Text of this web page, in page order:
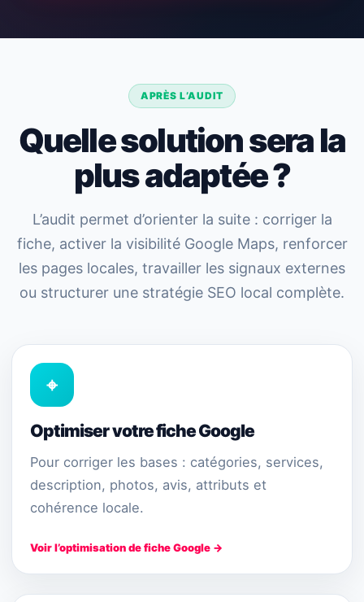
APRÈS L’AUDIT
Quelle solution sera la
plus adaptée ?
L’audit permet d’orienter la suite : corriger la
fiche, activer la visibilité Google Maps, renforcer
les pages locales, travailler les signaux externes
ou structurer une stratégie SEO local complète.
⌖
Optimiser votre fiche Google
Pour corriger les bases : catégories, services,
description, photos, avis, attributs et
cohérence locale.
Voir l’optimisation de fiche Google →